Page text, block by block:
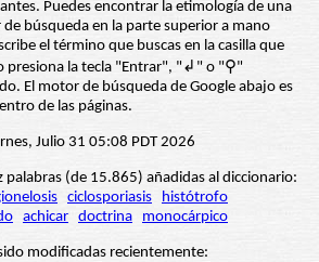
Puedes encontrar la etimología de una
búsqueda en la parte superior a mano
el término que buscas en la casilla que
presiona la tecla "Entrar", "↲" o "⚲"
El motor de búsqueda de Google abajo es
de las páginas.
Julio 31 05:08 PDT 2026
palabras (de 15.865) añadidas al diccionario:
ciclosporiasis
histótrofo
achicar doctrina monocárpico
modificadas recientemente: